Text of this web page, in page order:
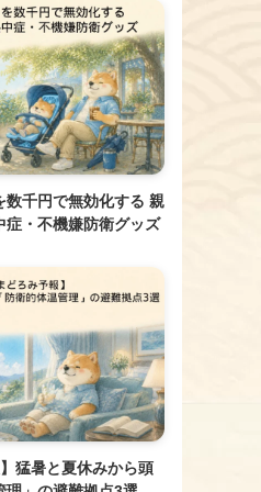
数千円で無効化する 親
症・不機嫌防衛グッズ
猛暑と夏休みから頭